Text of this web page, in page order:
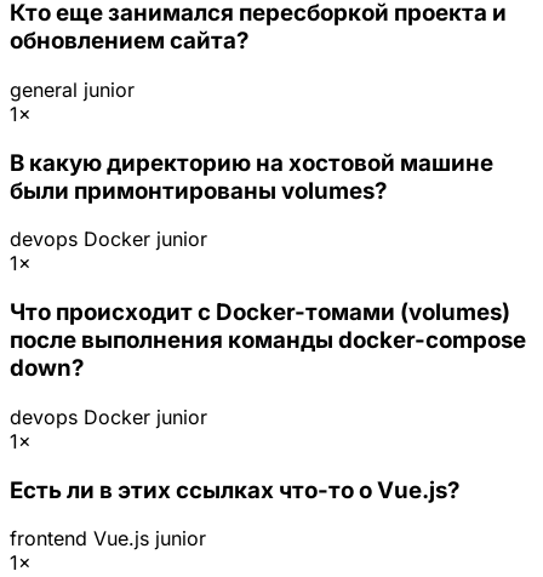
Кто еще занимался пересборкой проекта и
обновлением сайта?
general junior
1×
В какую директорию на хостовой машине
были примонтированы volumes?
devops Docker junior
1×
Что происходит с Docker-томами (volumes)
после выполнения команды docker-compose
down?
devops Docker junior
1×
Есть ли в этих ссылках что-то о Vue.js?
frontend Vue.js junior
1×